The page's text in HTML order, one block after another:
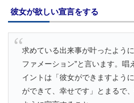
彼女が欲しい宣言をする
求めている出来事が叶ったよう
ファメーション”と言います。唱
イントは「彼女ができますよう
ができて、幸せです」とまるで